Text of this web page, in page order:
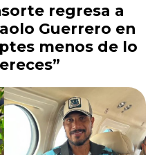
regresa a
Guerrero en
menos de lo